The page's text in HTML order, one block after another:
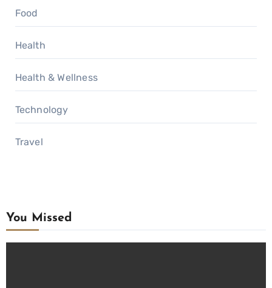
Food
Health
Health & Wellness
Technology
Travel
You Missed